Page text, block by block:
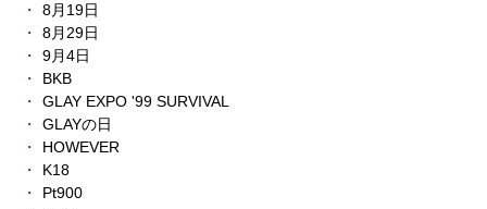
8月19日
8月29日
9月4日
BKB
GLAY EXPO '99 SURVIVAL
GLAYの日
HOWEVER
K18
Pt900